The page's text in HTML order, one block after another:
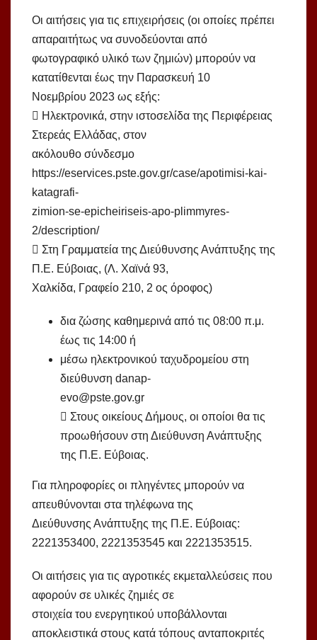
Οι αιτήσεις για τις επιχειρήσεις (οι οποίες πρέπει
απαραιτήτως να συνοδεύονται από
φωτογραφικό υλικό των ζημιών) μπορούν να
κατατίθενται έως την Παρασκευή 10
Νοεμβρίου 2023 ως εξής:
 Ηλεκτρονικά, στην ιστοσελίδα της Περιφέρειας
Στερεάς Ελλάδας, στον
ακόλουθο σύνδεσμο
https://eservices.pste.gov.gr/case/apotimisi-kai-
katagrafi-
zimion-se-epicheiriseis-apo-plimmyres-
2/description/
 Στη Γραμματεία της Διεύθυνσης Ανάπτυξης της
Π.Ε. Εύβοιας, (Λ. Χαϊνά 93,
Χαλκίδα, Γραφείο 210, 2 ος όροφος)
δια ζώσης καθημερινά από τις 08:00 π.μ.
έως τις 14:00 ή
μέσω ηλεκτρονικού ταχυδρομείου στη
διεύθυνση danap-
evo@pste.gov.gr
 Στους οικείους Δήμους, οι οποίοι θα τις
προωθήσουν στη Διεύθυνση Ανάπτυξης
της Π.Ε. Εύβοιας.
Για πληροφορίες οι πληγέντες μπορούν να
απευθύνονται στα τηλέφωνα της
Διεύθυνσης Ανάπτυξης της Π.Ε. Εύβοιας:
2221353400, 2221353545 και 2221353515.
Οι αιτήσεις για τις αγροτικές εκμεταλλεύσεις που
αφορούν σε υλικές ζημιές σε
στοιχεία του ενεργητικού υποβάλλονται
αποκλειστικά στους κατά τόπους ανταποκριτές